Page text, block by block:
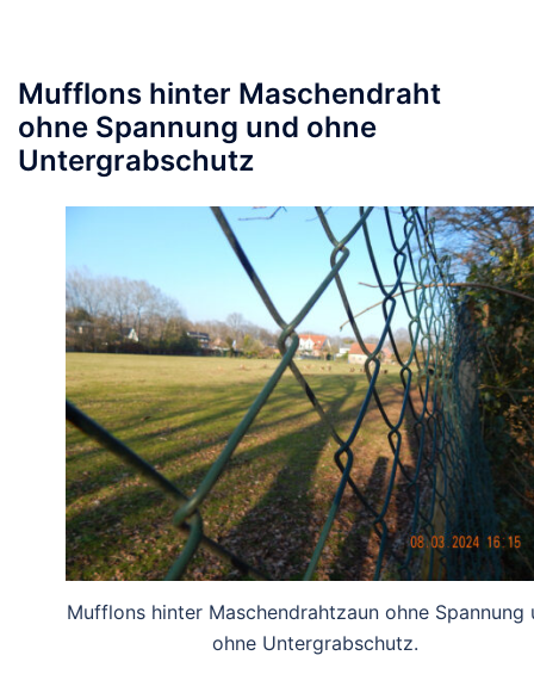
Mufflons hinter Maschendraht
ohne Spannung und ohne
Untergrabschutz
Mufflons hinter Maschendrahtzaun ohne Spannung
ohne Untergrabschutz.